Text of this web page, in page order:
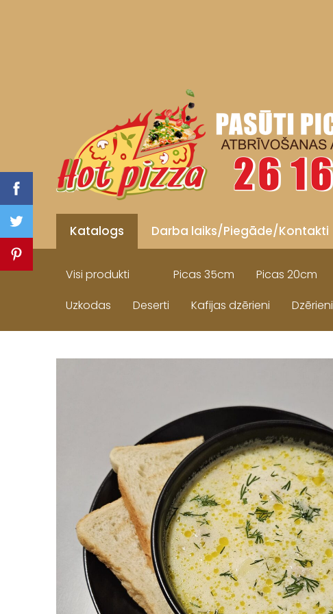
Katalogs Darba laiks/Piegāde/Kontakti
Visi produkti Picas 35cm Picas 20cm
Uzkodas
Deserti Kafijas dzērieni Dzērieni